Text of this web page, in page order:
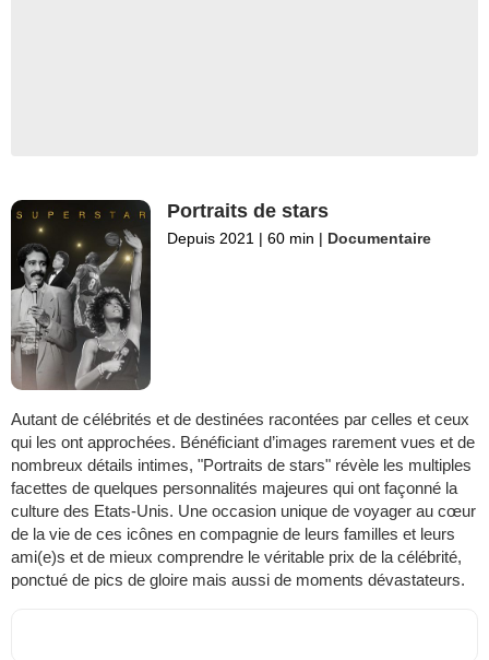
Portraits de stars
Depuis 2021 | 60 min | Documentaire
Autant de célébrités et de destinées racontées par celles et ceux
qui les ont approchées. Bénéficiant d’images rarement vues et de
nombreux détails intimes, "Portraits de stars" révèle les multiples
facettes de quelques personnalités majeures qui ont façonné la
culture des Etats-Unis. Une occasion unique de voyager au cœur
de la vie de ces icônes en compagnie de leurs familles et leurs
ami(e)s et de mieux comprendre le véritable prix de la célébrité,
ponctué de pics de gloire mais aussi de moments dévastateurs.